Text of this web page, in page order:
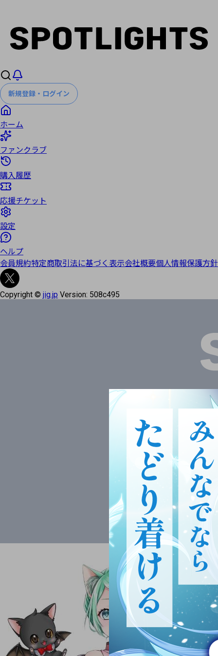
新規登録・ログイン
ホーム
ファンクラブ
購入履歴
応援チケット
設定
ヘルプ
会員規約特定商取引法に基づく表示会社概要個人情報保護方針
Copyright © jig.jp Version: 508c495